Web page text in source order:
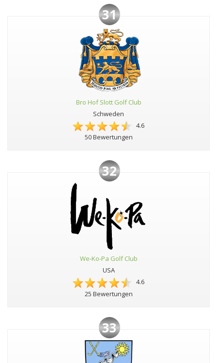
31
Bro Hof Slott Golf Club
Schweden
4.6
50 Bewertungen
32
We-Ko-Pa Golf Club
USA
4.6
25 Bewertungen
33